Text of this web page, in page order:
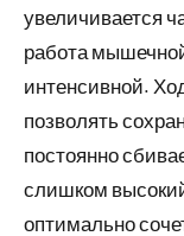
увеличивается
работа
интенсивной.
позволять
постоянно
слишком
оптимально